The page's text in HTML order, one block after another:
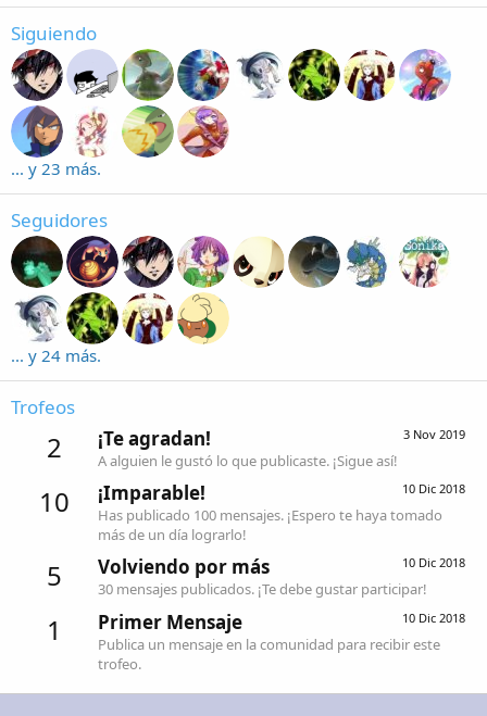
Siguiendo
... y 23 más.
Seguidores
... y 24 más.
Trofeos
2 3 Nov 2019
¡Te agradan!
A alguien le gustó lo que publicaste. ¡Sigue así!
10 10 Dic 2018
¡Imparable!
Has publicado 100 mensajes. ¡Espero te haya tomado
más de un día lograrlo!
5 10 Dic 2018
Volviendo por más
30 mensajes publicados. ¡Te debe gustar participar!
1 10 Dic 2018
Primer Mensaje
Publica un mensaje en la comunidad para recibir este
trofeo.